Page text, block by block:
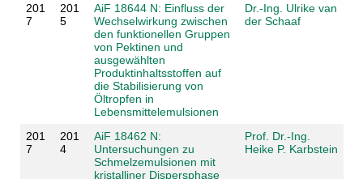
201
7
201
5
AiF 18644 N: Einfluss der
Wechselwirkung zwischen
den funktionellen Gruppen
von Pektinen und
ausgewählten
Produktinhaltsstoffen auf
die Stabilisierung von
Öltropfen in
Lebensmittelemulsionen
Dr.-Ing. Ulrike van
der Schaaf
201
7
201
4
AiF 18462 N:
Untersuchungen zu
Schmelzemulsionen mit
kristalliner Dispersphase
Prof. Dr.-Ing.
Heike P. Karbstein